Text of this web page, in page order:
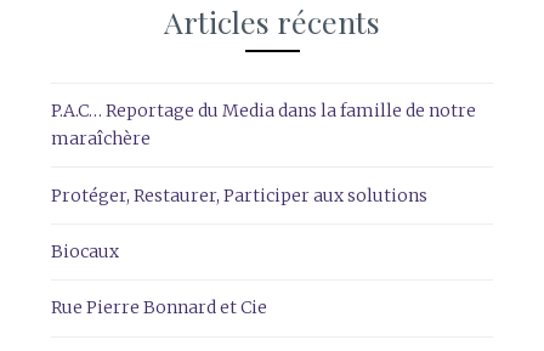
Articles récents
P.A.C… Reportage du Media dans la famille de notre
maraîchère
Protéger, Restaurer, Participer aux solutions
Biocaux
Rue Pierre Bonnard et Cie